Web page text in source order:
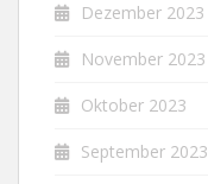
Dezember 2023
November 2023
Oktober 2023
September 2023